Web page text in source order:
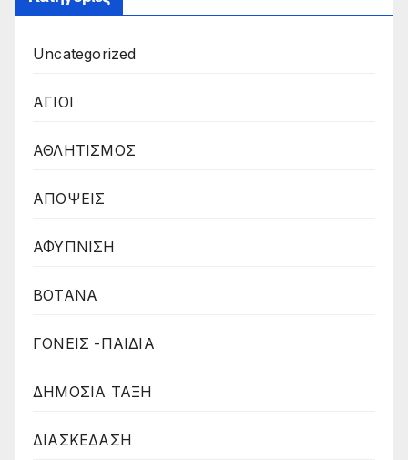
Uncategorized
ΑΓΙΟΙ
ΑΘΛΗΤΙΣΜΟΣ
ΑΠΟΨΕΙΣ
ΑΦΥΠΝΙΣΗ
ΒΟΤΑΝΑ
ΓΟΝΕΙΣ -ΠΑΙΔΙΑ
ΔΗΜΟΣΙΑ ΤΑΞΗ
ΔΙΑΣΚΕΔΑΣΗ